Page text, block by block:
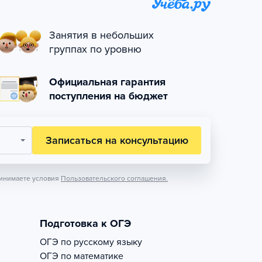
Занятия в небольших
группах по уровню
Официальная гарантия
поступления на бюджет
Записаться на консультацию
условия Пользовательского соглашения.
Подготовка к ОГЭ
ОГЭ по русскому языку
ОГЭ по математике